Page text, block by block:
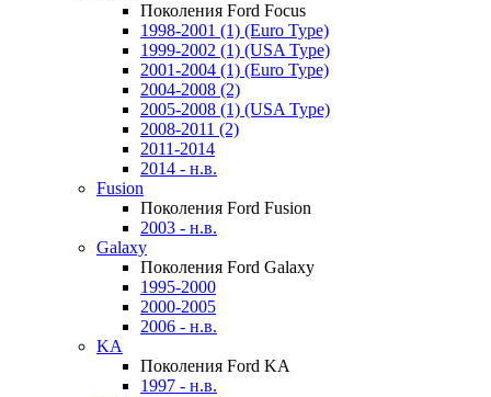
Поколения Ford Focus
1998-2001 (1) (Euro Type)
1999-2002 (1) (USA Type)
2001-2004 (1) (Euro Type)
2004-2008 (2)
2005-2008 (1) (USA Type)
2008-2011 (2)
2011-2014
2014 - н.в.
Fusion
Поколения Ford Fusion
2003 - н.в.
Galaxy
Поколения Ford Galaxy
1995-2000
2000-2005
2006 - н.в.
KA
Поколения Ford KA
1997 - н.в.